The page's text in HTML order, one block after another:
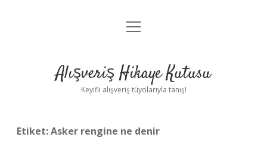
Anasayfa
Yasal Uyarı
menüyü
Alışveriş Hikaye Kutusu
Keyifli alışveriş tüyolarıyla tanış!
Etiket:Asker rengine ne denir